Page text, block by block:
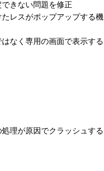
きない問題を修正
レスがポップアップする機
なく専用の画面で表示する
理が原因でクラッシュする